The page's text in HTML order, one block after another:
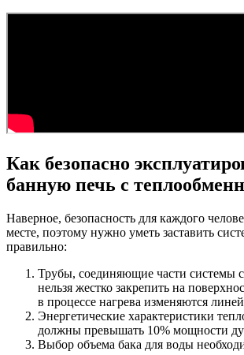
Как безопасно
банную печь с
Наверное, безопасность для каждого
месте, поэтому нужно уметь заставить
правильно:
Трубы, соединяющие части системы с
нельзя жестко закрепить на
в процессе нагрева изменяются
Энергетические характеристики
должны превышать 10% мощности
Выбор объема бака для воды